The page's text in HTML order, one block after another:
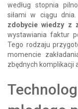
według stopnia
siłami w ciągu dnia.
zdobycie wiedzy z
wystawiania faktur
Tego rodzaju
momencie
zbędnych komplikacji